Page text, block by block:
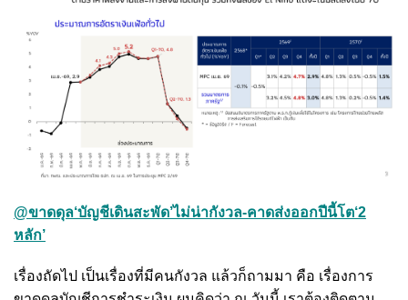
@ขาดดุล‘บัญชีเดินสะพัด’ไม่น่ากังวล-คาดส่งออกปีนี้โต‘2
หลัก’
เรื่องถัดไป เป็นเรื่องที่มีคนกังวล แล้วก็ถามมา คือ เรื่องการ